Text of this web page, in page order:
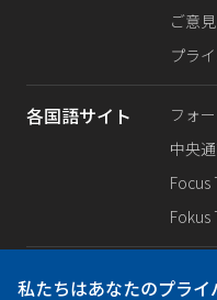
ご意
プラ
各国語サイト
フォ
中央
Focus
Fokus
SNS公式
私たちはあなたのプライ